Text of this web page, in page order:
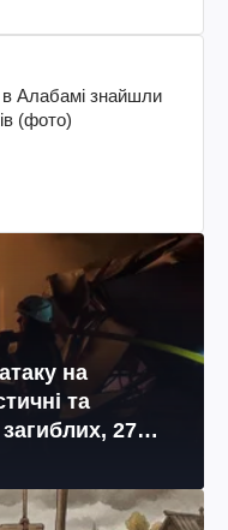
в Алабамі знайшли
(фото)
на
та
27